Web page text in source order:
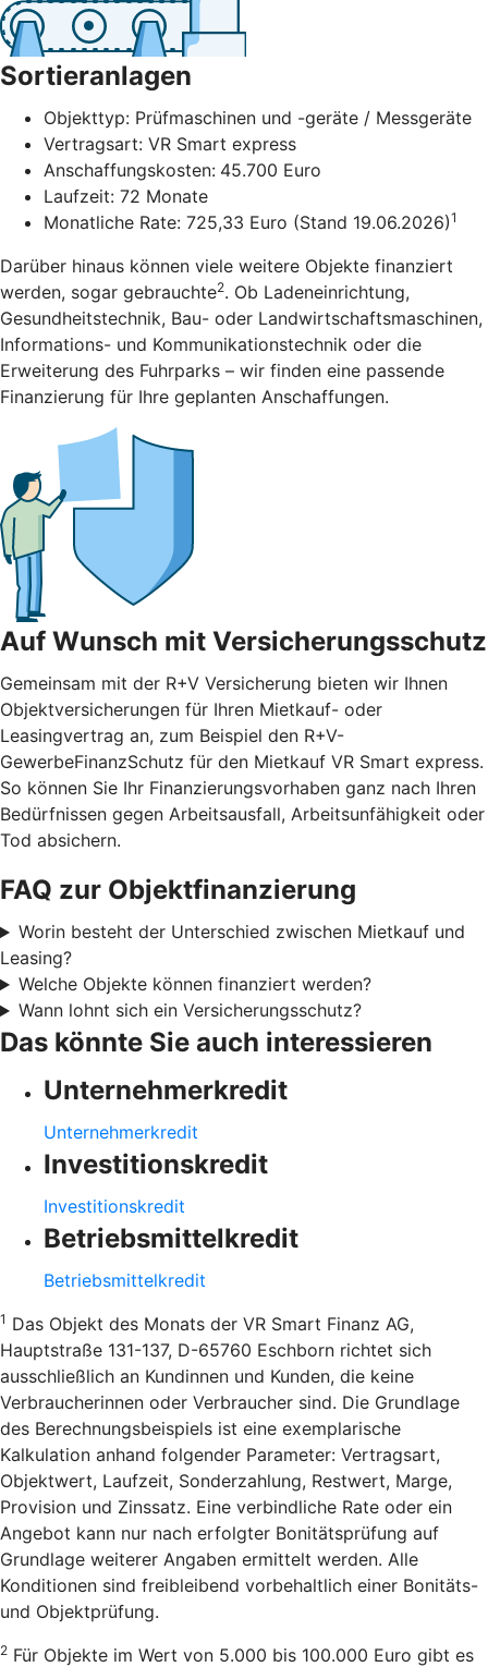
Sortieranlagen
Objekttyp: Prüfmaschinen und -geräte / Messgeräte
Vertragsart: VR Smart express
Anschaffungskosten: 45.700 Euro
Laufzeit: 72 Monate
Monatliche Rate: 725,33 Euro (Stand 19.06.2026)1
Darüber hinaus können viele weitere Objekte finanziert
werden, sogar gebrauchte2. Ob Ladeneinrichtung,
Gesundheitstechnik, Bau- oder Landwirtschaftsmaschinen,
Informations- und Kommunikationstechnik oder die
Erweiterung des Fuhrparks – wir finden eine passende
Finanzierung für Ihre geplanten Anschaffungen.
Auf Wunsch mit Versicherungsschutz
Gemeinsam mit der R+V Versicherung bieten wir Ihnen
Objektversicherungen für Ihren Mietkauf- oder
Leasingvertrag an, zum Beispiel den R+V-
GewerbeFinanzSchutz für den Mietkauf VR Smart express.
So können Sie Ihr Finanzierungsvorhaben ganz nach Ihren
Bedürfnissen gegen Arbeitsausfall, Arbeitsunfähigkeit oder
Tod absichern.
FAQ zur Objektfinanzierung
Worin besteht der Unterschied zwischen Mietkauf und
Leasing?
Welche Objekte können finanziert werden?
Wann lohnt sich ein Versicherungsschutz?
Das könnte Sie auch interessieren
Unternehmerkredit
Unternehmerkredit
Investitionskredit
Investitionskredit
Betriebsmittelkredit
Betriebsmittelkredit
1 Das Objekt des Monats der VR Smart Finanz AG,
Hauptstraße 131-137, D-65760 Eschborn richtet sich
ausschließlich an Kundinnen und Kunden, die keine
Verbraucherinnen oder Verbraucher sind. Die Grundlage
des Berechnungsbeispiels ist eine exemplarische
Kalkulation anhand folgender Parameter: Vertragsart,
Objektwert, Laufzeit, Sonderzahlung, Restwert, Marge,
Provision und Zinssatz. Eine verbindliche Rate oder ein
Angebot kann nur nach erfolgter Bonitätsprüfung auf
Grundlage weiterer Angaben ermittelt werden. Alle
Konditionen sind freibleibend vorbehaltlich einer Bonitäts-
und Objektprüfung.
2 Für Objekte im Wert von 5.000 bis 100.000 Euro gibt es